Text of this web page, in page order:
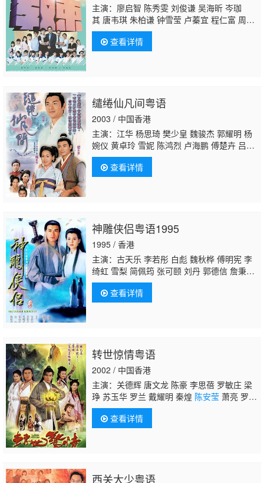
主演：廖启智 陈秀雯 刘俊谦 吴海昕 岑珈
其 唐韦琪 朱柏谦 钟雪莹 卢蓁宜 程仁富 周汉
宁 邓丽英 Tang Lai Ying Amy 麦可怡 黄泽
锋 胡希文陈安莹
姿 张蔓莎 李卓毅 馬治 凌健熙 黎美萱 李英
查看详情
缱绻仙凡间粤语
2003 / 中国香港
主演：江华 杨思琦 樊少皇 魏骏杰 郭耀明 杨
婉仪 黄卓玲 雪妮 陈鸿烈 卢海鹏 傅楚卉 吕
珊陈安莹郑子诚 陈荣峻 杨嘉诺 欧瑞伟 邝佐
辉 梁舜燕 唐宁
查看详情
神雕侠侣粤语1995
1995 / 香港
主演：古天乐 李若彤 白彪 魏秋桦 傅明宪 李
绮虹 雪梨 简佩筠 张可颐 刘丹 郭德信 詹秉
熙 朱铁和 骆应钧 吴家辉 李家强 戴志伟 江
毅 黄仲匡 张翼 苏玉华 黎耀祥 李国麟 吴家
乐 李子雄 何洁珊 李耀景 冯晓文 刘江 李丽
云 陈狄克 廖丽丽
剑光 孙季卿 区岳 罗君左 戴少民 邓汝超 伍文
生 汤俊明 张宏伟 薛纯基 何金灵 简文达
查看详情
转世惊情粤语
2002 / 中国香港
主演：关德辉 唐文龙 陈豪 李思蓓 罗敏庄 梁
琤 苏玉华 罗兰 戴耀明 秦煌 陈安莹萧亮 罗君
左 余子明 廖启智 马小灵 蔡国庆 陈琪 成珈
莹 刘家辉 鲁振顺 陈玟希 杨嘉诺 陈荣峻 白
茵 梁葆贞 郭德信 曾慧云 华忠男 廖丽丽 谢朗
查看详情
西关大少粤语